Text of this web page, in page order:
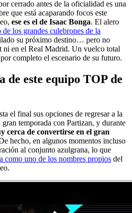
cerrado antes de la oficialidad es una
que está acaparando focos este
ese es el de Isaac Bonga. El alero
de los grandes culebrones de la
su próximo destino… pero no
ni en el Real Madrid. Un vuelco total
completo el escenario de su futuro.
de este equipo TOP de
el final sus opciones de regresar a la
temporada con Partizan, y durante
cerca de convertirse en el gran
hecho, en algunos momentos incluso
al conjunto azulgrana, lo que
como uno de los nombres propios del